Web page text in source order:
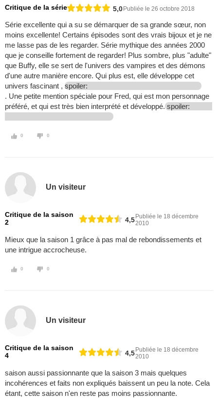
Critique de la série 5,0Publiée le 26 octobre 2018
Série excellente qui a su se démarquer de sa grande sœur, non
moins excellente! Certains épisodes sont des vrais bijoux et je ne
me lasse pas de les regarder. Série mythique des années 2000
que je conseille fortement de regarder! Plus sombre, plus "adulte"
que Buffy, elle se sert de l'univers des vampires et des démons
d'une autre manière encore. Qui plus est, elle développe cet
univers fascinant , spoiler:
. Une petite mention spéciale pour Fred, qui est mon personnage
préféré, et qui est très bien interprété et développé. spoiler:
0 0
Un visiteur
Critique de la saison
2
4,5Publiée le 18 décembre
2010
Mieux que la saison 1 grâce à pas mal de rebondissements et
une intrigue accrocheuse.
0 0
Un visiteur
Critique de la saison
4
4,5Publiée le 18 décembre
2010
saison aussi passionnante que la saison 3 mais quelques
incohérences et faits non expliqués baissent un peu la note. Cela
étant, cette saison n'en reste pas moins passionnante.